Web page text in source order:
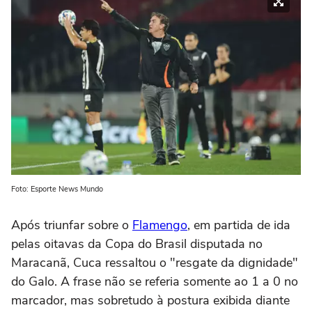
Foto: Esporte News Mundo
Após triunfar sobre o Flamengo, em partida de ida
pelas oitavas da Copa do Brasil disputada no
Maracanã, Cuca ressaltou o "resgate da dignidade"
do Galo. A frase não se referia somente ao 1 a 0 no
marcador, mas sobretudo à postura exibida diante